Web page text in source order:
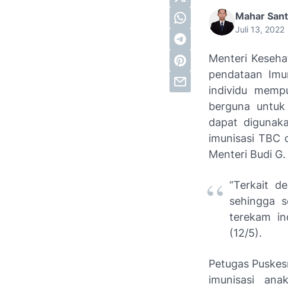
Mahar
Juli 13, 2022
Menteri
pendataan
individu
berguna
dapat
imunisasi TBC
Menteri Budi
“Terkait
sehingga
terekam
(12/5).
Petugas
imunisasi